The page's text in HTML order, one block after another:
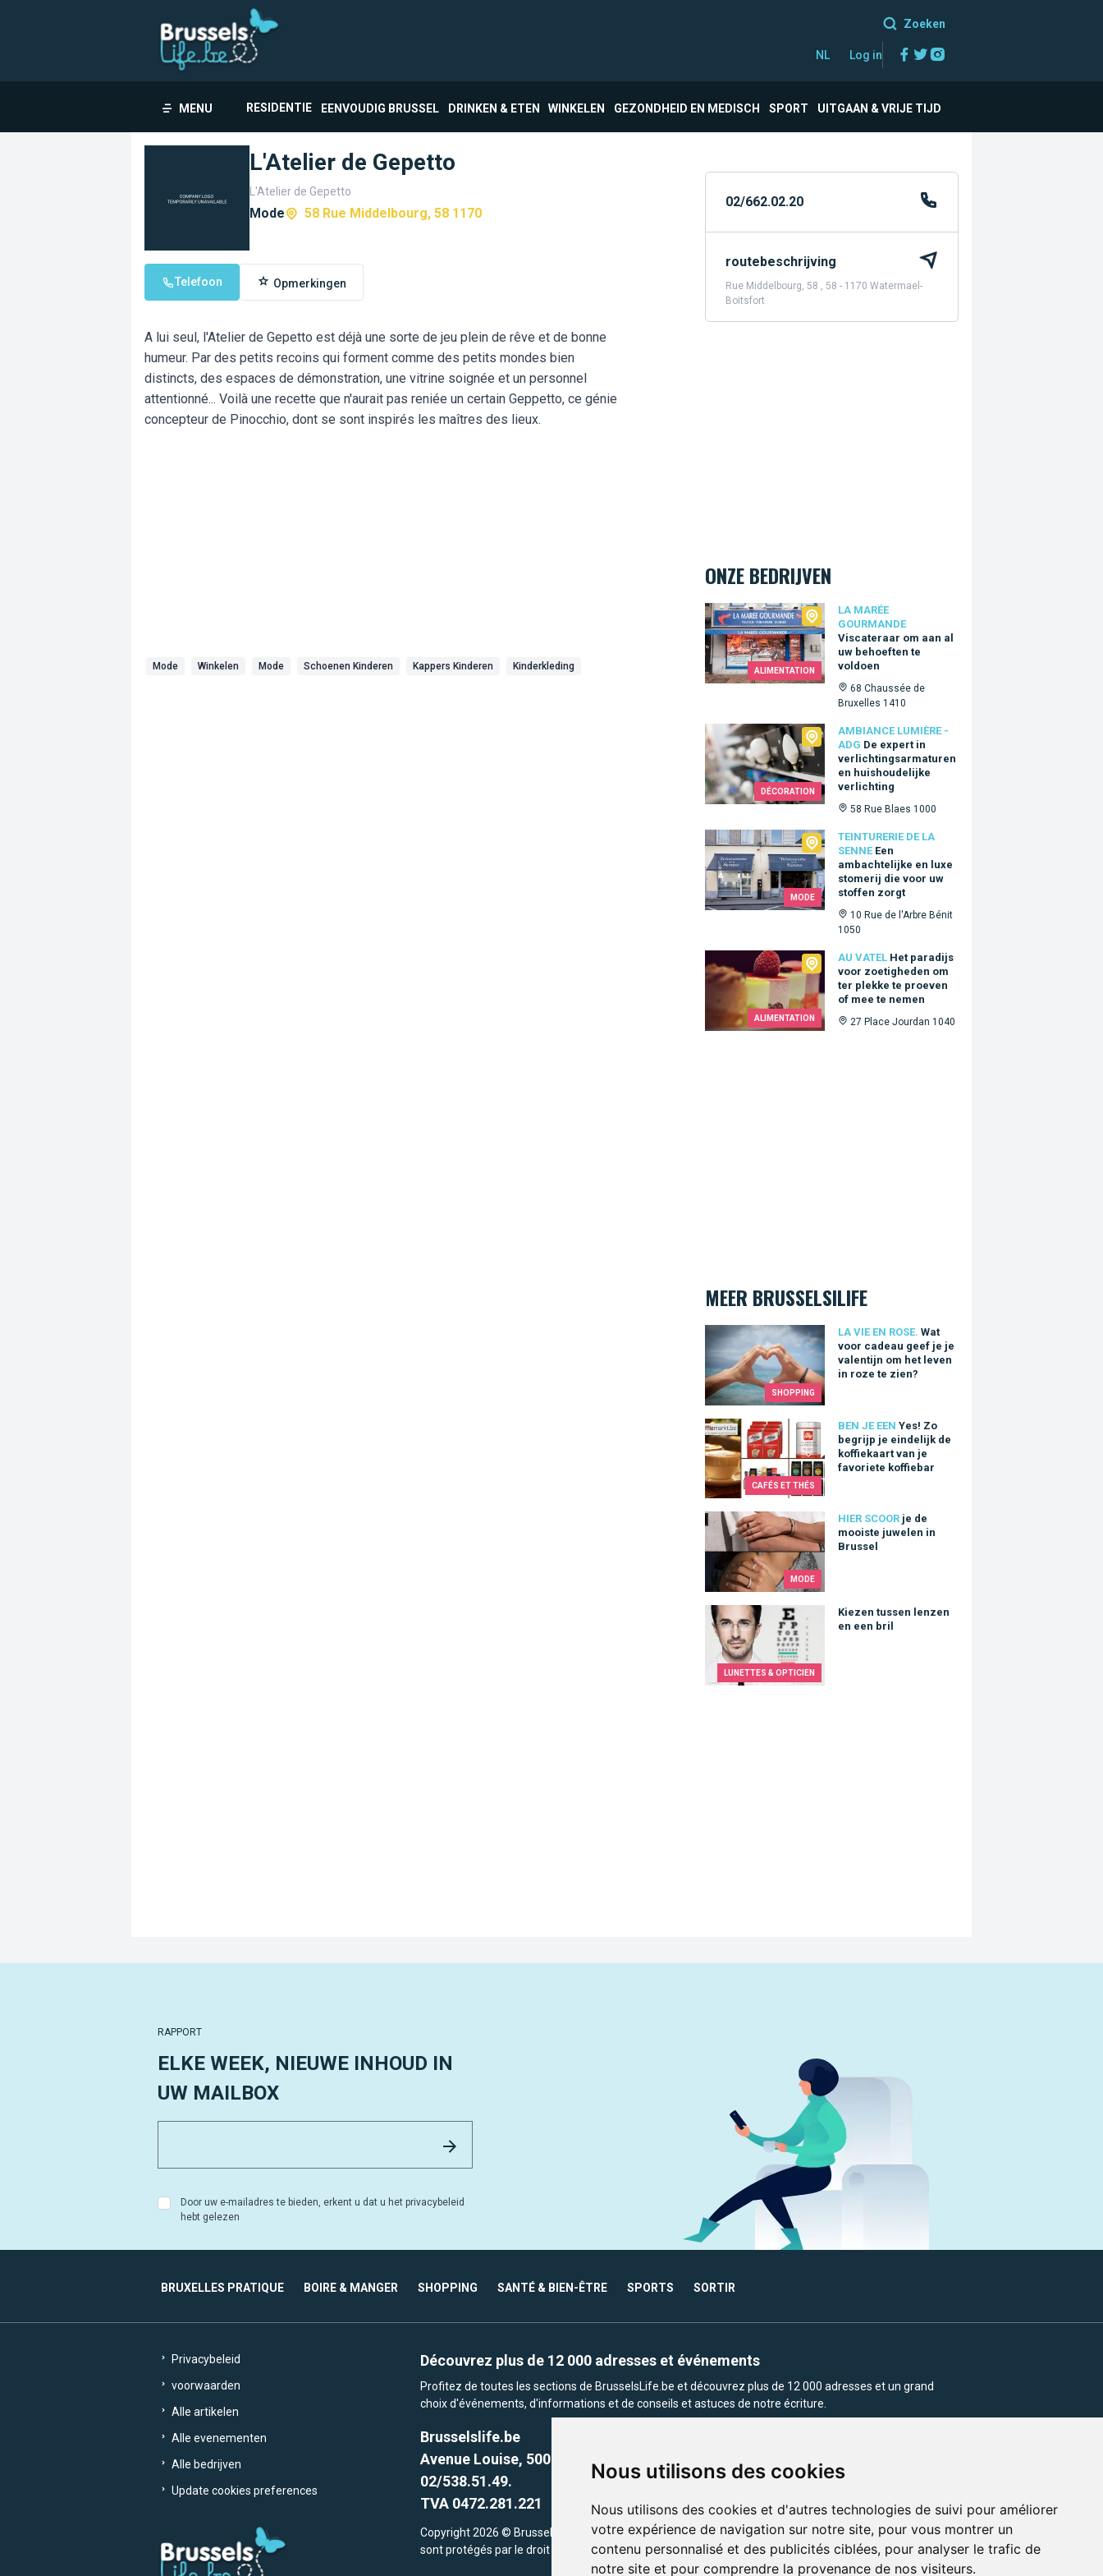
Nous utilisons des cookies
Nous utilisons des cookies et d'autres technologies de suivi pour améliorer
votre expérience de navigation sur notre site, pour vous montrer un
contenu personnalisé et des publicités ciblées, pour analyser le trafic de
notre site et pour comprendre la provenance de nos visiteurs.
Zoeken
NL Log in Facebook
Twitter
MENU RESIDENTIE EENVOUDIG BRUSSEL DRINKEN & ETEN WINKELEN GEZONDHEID EN MEDISCH SPORT UITGAAN & VRIJE TIJD
L'Atelier de Gepetto
L'Atelier de Gepetto
Mode 58 Rue Middelbourg, 58 1170
Telefoon Opmerkingen
A lui seul, l'Atelier de Gepetto est déjà une sorte de jeu plein de rêve et de bonne
humeur. Par des petits recoins qui forment comme des petits mondes bien
distincts, des espaces de démonstration, une vitrine soignée et un personnel
attentionné... Voilà une recette que n'aurait pas reniée un certain Geppetto, ce génie
concepteur de Pinocchio, dont se sont inspirés les maîtres des lieux.
Mode Winkelen Mode Schoenen Kinderen Kappers Kinderen Kinderkleding
02/662.02.20
routebeschrijving
Rue Middelbourg, 58 , 58 - 1170 Watermael-
Boitsfort
ONZE BEDRIJVEN
ALIMENTATION
LA MARÉE
GOURMANDE
Viscateraar om aan al
uw behoeften te
voldoen
68 Chaussée de
Bruxelles 1410
La Marée Gourmande
DÉCORATION
AMBIANCE LUMIÈRE -
ADG De expert in
verlichtingsarmaturen
en huishoudelijke
verlichting
58 Rue Blaes 1000
Ambiance Lumière - ADG
MODE
TEINTURERIE DE LA
SENNE Een
ambachtelijke en luxe
stomerij die voor uw
stoffen zorgt
10 Rue de l'Arbre Bénit
1050
Teinturerie de la Senne
ALIMENTATION
AU VATEL Het paradijs
voor zoetigheden om
ter plekke te proeven
of mee te nemen
27 Place Jourdan 1040
Au Vatel
MEER BRUSSELSILIFE
SHOPPING
LA VIE EN ROSE. Wat
voor cadeau geef je je
valentijn om het leven
in roze te zien?
Wat voor cadeau geef je je valentijn om het leven in roze te zien?
CAFÉS ET THÉS
BEN JE EEN Yes! Zo
begrijp je eindelijk de
koffiekaart van je
favoriete koffiebar
Yes! Zo begrijp je eindelijk de koffiekaart van je favoriete koffiebar
MODE
HIER SCOOR je de
mooiste juwelen in
Brussel
je de mooiste juwelen in Brussel
LUNETTES & OPTICIEN
Kiezen tussen lenzen
en een bril
Kiezen tussen lenzen en een bril
RAPPORT
ELKE WEEK, NIEUWE INHOUD IN
UW MAILBOX
Door uw e-mailadres te bieden, erkent u dat u het privacybeleid
hebt gelezen
BRUXELLES PRATIQUE BOIRE & MANGER SHOPPING SANTÉ & BIEN-ÊTRE SPORTS SORTIR
Privacybeleid
voorwaarden
Alle artikelen
Alle evenementen
Alle bedrijven
Update cookies preferences
Découvrez plus de 12 000 adresses et événements
Profitez de toutes les sections de BrusselsLife.be et découvrez plus de 12 000 adresses et un grand
choix d'événements, d'informations et de conseils et astuces de notre écriture.
Brusselslife.be
Avenue Louise, 500 -1050 Ixelles, Brussels,
02/538.51.49.
TVA 0472.281.221
Copyright 2026 © Brusselslife.be Tous droits réservés. Le contenu et les images utilisés sur ce site
sont protégés par le droit d'auteur. la propriétaires respectifs.